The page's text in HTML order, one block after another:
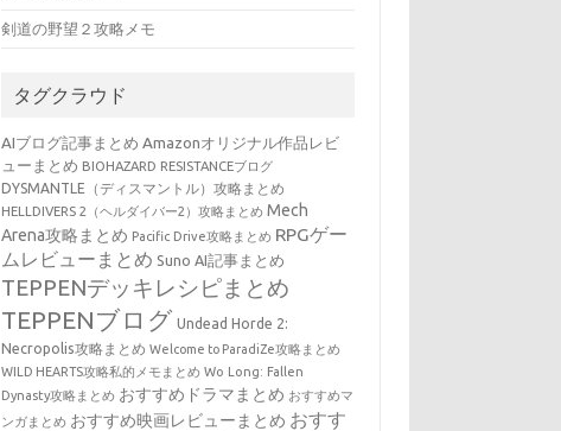
剣道の野望２攻略メモ
タグクラウド
AIブログ記事まとめ Amazonオリジナル作品レビ
ューまとめ BIOHAZARD RESISTANCEブログ
DYSMANTLE（ディスマントル）攻略まとめ
HELLDIVERS 2（ヘルダイバー2）攻略まとめ Mech
Arena攻略まとめ Pacific Drive攻略まとめ RPGゲー
ムレビューまとめ Suno AI記事まとめ
TEPPENデッキレシピまとめ
TEPPENブログ Undead Horde 2:
Necropolis攻略まとめ Welcome to ParadiZe攻略まとめ
WILD HEARTS攻略私的メモまとめ Wo Long: Fallen
Dynasty攻略まとめ おすすめドラマまとめ おすすめマ
ンガまとめ おすすめ映画レビューまとめ おすす